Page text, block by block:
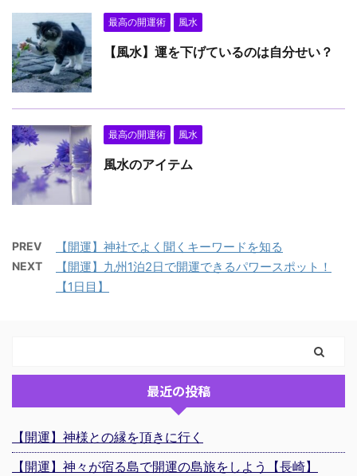
最高の開運術 風水
【風水】運を下げているのは自分せい？
最高の開運術 風水
風水のアイテム
PREV 【開運】神社でよく聞くキーワードを知る
NEXT
【開運】九州1泊2日で開運できるパワースポット！
【1日目】
最近の投稿
【開運】神様との縁を頂きに行く
【開運】神々が宿る島で開運の島旅をしよう【長崎】